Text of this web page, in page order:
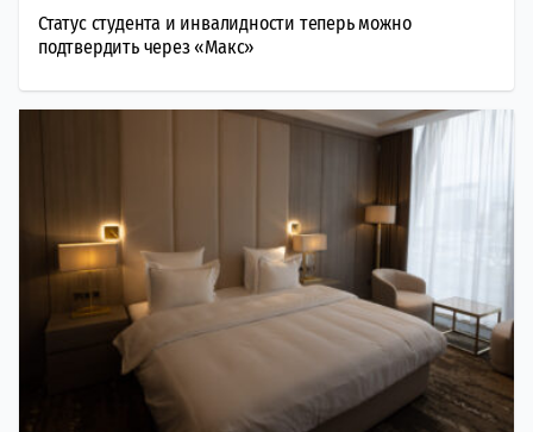
Статус студента и инвалидности теперь можно
подтвердить через «Макс»